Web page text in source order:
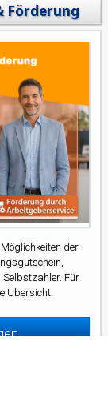
Förderung
der
Selbstzahler. Für
Übersicht.